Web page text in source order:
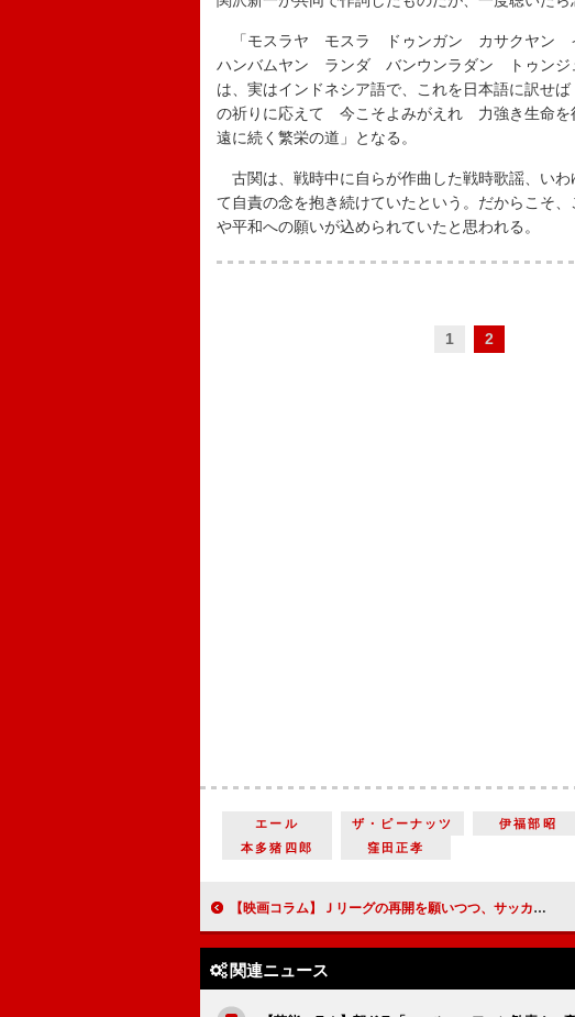
「モスラヤ モスラ ドゥンガン カサクヤン
ハンバムヤン ランダ バンウンラダン トゥンジ
は、実はインドネシア語で、これを日本語に訳
の祈りに応えて 今こそよみがえれ 力強き生命
遠に続く繁栄の道」となる。
古関は、戦時中に自らが作曲した戦時歌謡、い
て自責の念を抱き続けていたという。だからこそ
や平和への願いが込められていたと思われる。
1 2
エール ザ・ピーナッツ 伊福部昭
本多猪四郎
窪田正孝
【映画コラム】Ｊリーグの再開を願いつつ、サッカー映画を見よう！ 『勝利への脱出』『少林サッカー』ほか
関連ニュース